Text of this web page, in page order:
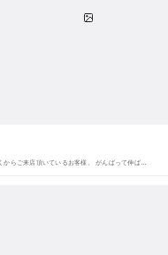
からご来店頂いているお客様。 がんばって伸ば…